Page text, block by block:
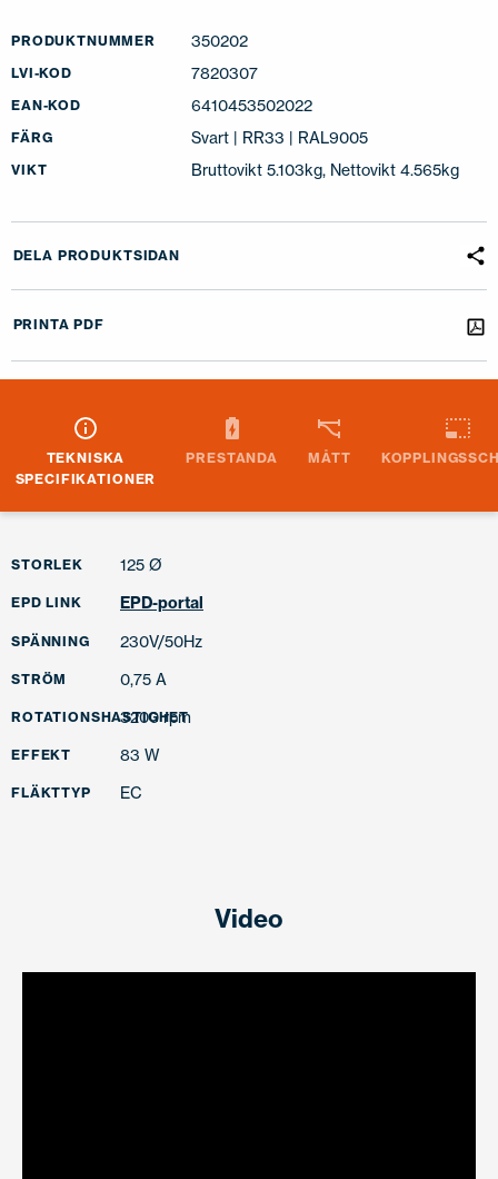
PRODUKTNUMMER 350202
LVI-KOD 7820307
EAN-KOD 6410453502022
FÄRG Svart | RR33 | RAL9005
VIKT Bruttovikt 5.103kg, Nettovikt 4.565kg
DELA PRODUKTSIDAN
PRINTA PDF
TEKNISKA
SPECIFIKATIONER
PRESTANDA MÅTT
STORLEK 125 Ø
EPD LINK EPD-portal
SPÄNNING 230V/50Hz
STRÖM 0,75 A
ROTATIONSHASTIGHET
3200 rpm
EFFEKT 83 W
FLÄKTTYP EC
Video